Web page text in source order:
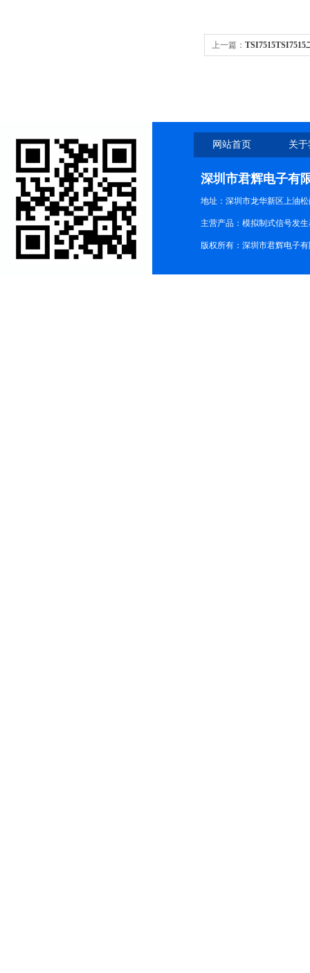
上一篇： TSI7515TSI7515
网站首页 关
深圳市君辉电子有
地址：深圳市龙华新区上油松
主营产品：模拟制式信号发
版权所有：深圳市君辉电子